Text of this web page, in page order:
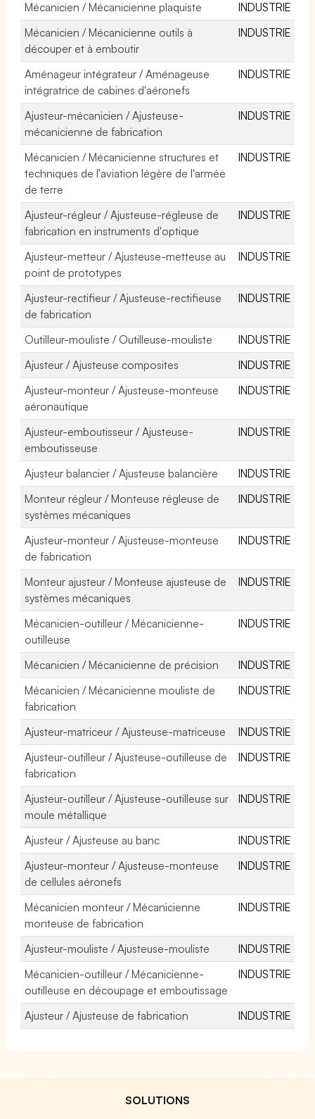
Mécanicien / Mécanicienne plaquiste
INDUSTRIE
Mécanicien / Mécanicienne outils à
découper et à emboutir
INDUSTRIE
Aménageur intégrateur / Aménageuse
intégratrice de cabines d'aéronefs
INDUSTRIE
Ajusteur-mécanicien / Ajusteuse-
mécanicienne de fabrication
INDUSTRIE
Mécanicien / Mécanicienne structures et
techniques de l'aviation légère de l'armée
de terre
INDUSTRIE
Ajusteur-régleur / Ajusteuse-régleuse de
fabrication en instruments d'optique
INDUSTRIE
Ajusteur-metteur / Ajusteuse-metteuse au
point de prototypes
INDUSTRIE
Ajusteur-rectifieur / Ajusteuse-rectifieuse
de fabrication
INDUSTRIE
Outilleur-mouliste / Outilleuse-mouliste
INDUSTRIE
Ajusteur / Ajusteuse composites
INDUSTRIE
Ajusteur-monteur / Ajusteuse-monteuse
aéronautique
INDUSTRIE
Ajusteur-emboutisseur / Ajusteuse-
emboutisseuse
INDUSTRIE
Ajusteur balancier / Ajusteuse balancière
INDUSTRIE
Monteur régleur / Monteuse régleuse de
systèmes mécaniques
INDUSTRIE
Ajusteur-monteur / Ajusteuse-monteuse
de fabrication
INDUSTRIE
Monteur ajusteur / Monteuse ajusteuse de
systèmes mécaniques
INDUSTRIE
Mécanicien-outilleur / Mécanicienne-
outilleuse
INDUSTRIE
Mécanicien / Mécanicienne de précision
INDUSTRIE
Mécanicien / Mécanicienne mouliste de
fabrication
INDUSTRIE
Ajusteur-matriceur / Ajusteuse-matriceuse
INDUSTRIE
Ajusteur-outilleur / Ajusteuse-outilleuse de
fabrication
INDUSTRIE
Ajusteur-outilleur / Ajusteuse-outilleuse sur
moule métallique
INDUSTRIE
Ajusteur / Ajusteuse au banc
INDUSTRIE
Ajusteur-monteur / Ajusteuse-monteuse
de cellules aéronefs
INDUSTRIE
Mécanicien monteur / Mécanicienne
monteuse de fabrication
INDUSTRIE
Ajusteur-mouliste / Ajusteuse-mouliste
INDUSTRIE
Mécanicien-outilleur / Mécanicienne-
outilleuse en découpage et emboutissage
INDUSTRIE
Ajusteur / Ajusteuse de fabrication INDUSTRIE
SOLUTIONS